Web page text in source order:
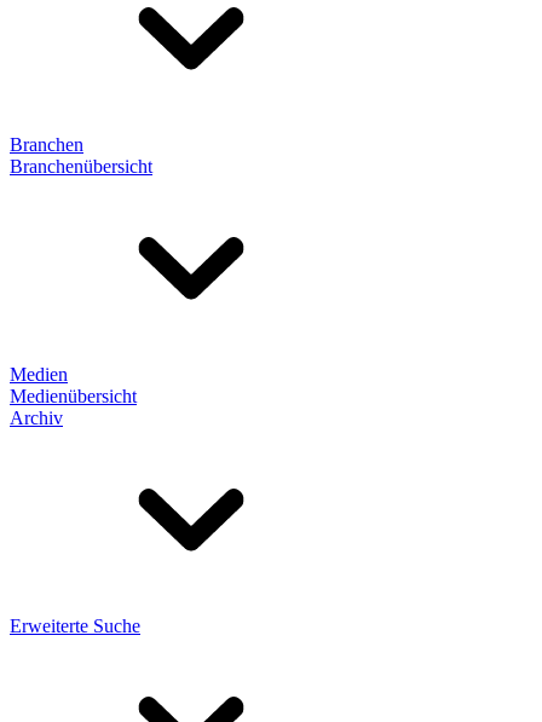
Branchen
Branchenübersicht
Medien
Medienübersicht
Archiv
Erweiterte Suche